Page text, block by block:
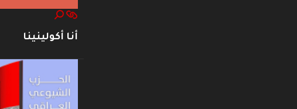
أنا أكولينينا